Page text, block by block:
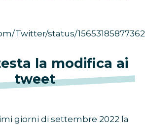
Twitter/status/
la modifica ai
tweet
giorni di settembre 2022 la